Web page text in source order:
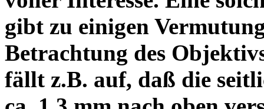
gibt zu einigen
Betrachtung des
fällt z.B. auf, daß die